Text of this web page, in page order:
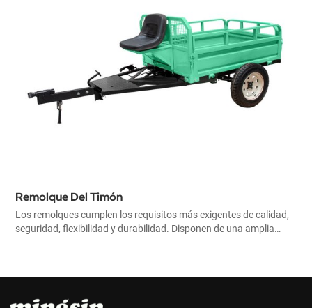
Remolque Del Timón
Los remolques cumplen los requisitos más exigentes de calidad,
seguridad, flexibilidad y durabilidad. Disponen de una amplia